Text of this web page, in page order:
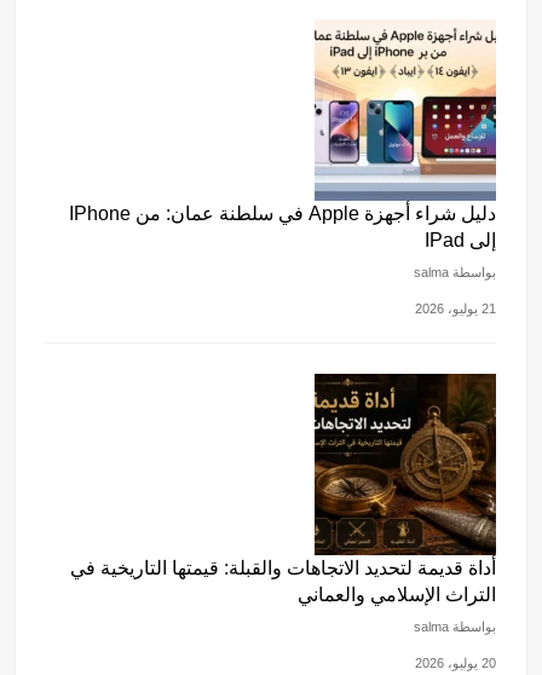
دليل شراء أجهزة Apple في سلطنة عمان: من IPhone
إلى IPad
بواسطة salma
21 يوليو، 2026
أداة قديمة لتحديد الاتجاهات والقبلة: قيمتها التاريخية في
التراث الإسلامي والعماني
بواسطة salma
20 يوليو، 2026